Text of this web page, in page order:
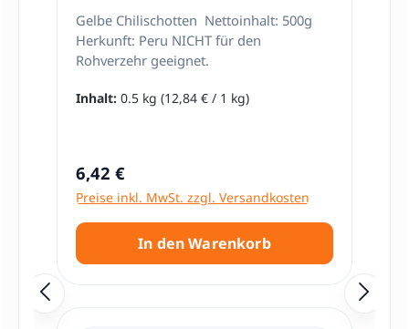
Gelbe Chilischotten Nettoinhalt: 500g
Herkunft: Peru NICHT für den
Rohverzehr geeignet.
Inhalt: 0.5 kg (12,84 € / 1 kg)
Regulärer Preis:
6,42 €
Preise inkl. MwSt. zzgl. Versandkosten
In den Warenkorb